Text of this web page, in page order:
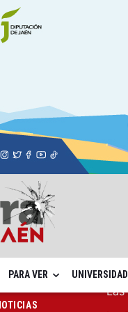
PARA VER UNIVERSIDAD